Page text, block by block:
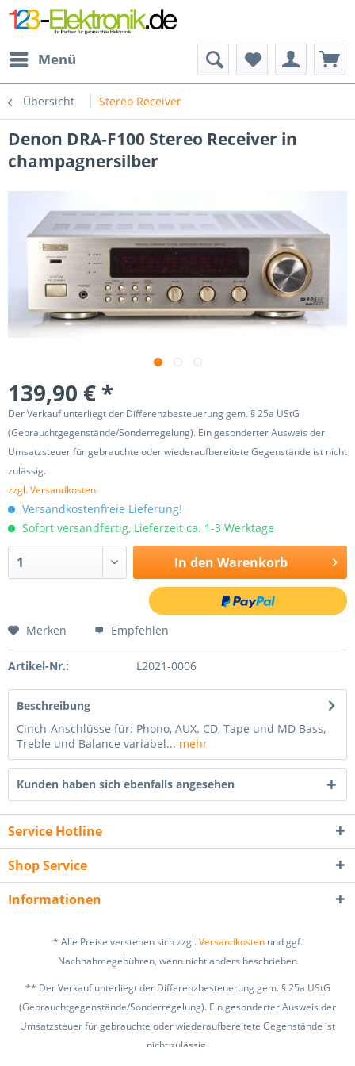
Menü
Übersicht Stereo Receiver
Denon DRA-F100 Stereo Receiver in
champagnersilber
139,90 € *
Der Verkauf unterliegt der Differenzbesteuerung gem. § 25a UStG
(Gebrauchtgegenstände/Sonderregelung). Ein gesonderter Ausweis der
Umsatzsteuer für gebrauchte oder wiederaufbereitete Gegenstände ist nicht
zulässig.
zzgl. Versandkosten
Versandkostenfreie Lieferung!
Sofort versandfertig, Lieferzeit ca. 1-3 Werktage
In den Warenkorb
Merken Empfehlen
Artikel-Nr.: L2021-0006
Beschreibung
Cinch-Anschlüsse für: Phono, AUX. CD, Tape und MD Bass,
Treble und Balance variabel... mehr
Kunden haben sich ebenfalls angesehen
Service Hotline
Shop Service
Informationen
* Alle Preise verstehen sich zzgl.Versandkostenund ggf.
Nachnahmegebühren, wenn nicht anders beschrieben
** Der Verkauf unterliegt der Differenzbesteuerung gem. § 25a UStG
(Gebrauchtgegenstände/Sonderregelung). Ein gesonderter Ausweis der
Umsatzsteuer für gebrauchte oder wiederaufbereitete Gegenstände ist
nicht zulässig.